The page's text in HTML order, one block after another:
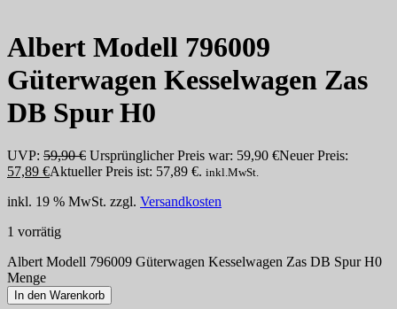
Albert Modell 796009
Güterwagen Kesselwagen Zas
DB Spur H0
UVP: 59,90€ Ursprünglicher Preis war: 59,90 €Neuer Preis:
57,89 €Aktueller Preis ist: 57,89 €. inkl.MwSt.
inkl. 19 % MwSt. zzgl. Versandkosten
1 vorrätig
Albert Modell 796009 Güterwagen Kesselwagen Zas DB Spur H0
Menge
In den Warenkorb